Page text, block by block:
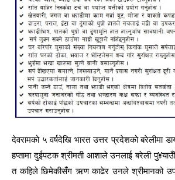
देवरामको ५ वर्षदेखि भारत उत्तर प्रदेशको बरेलीमा
हप्तामा दुईपटक श्रीमती आशाले उनलाई बरेली
त कहिले छिमेकीसंँग ऋण काढेर उनले श्रीमानको